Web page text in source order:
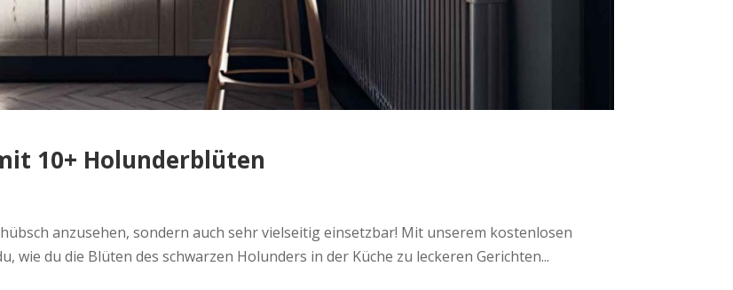
10+ Holunderblüten
anzusehen, sondern auch sehr vielseitig einsetzbar! Mit unserem kostenlosen
du die Blüten des schwarzen Holunders in der Küche zu leckeren Gerichten...